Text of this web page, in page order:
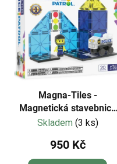
Magna-Tiles -
Magnetická stavebnice
Police Patrol 20 dílů
Skladem (3 ks)
950 Kč